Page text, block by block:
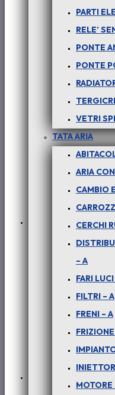
PARTI
RELE’
PONTE
PONTE
VETRI
TATA ARIA
ARIA
CAMBIO
CERCHI
– A
FARI
FILTRI – A
FRENI – A
MOTORE
CLIPS –
COD-BD0056
10,00 + iva
PER SAFARI
2.2 DICOR
GOMITO AL
BE0054-60D
20,00 + iva